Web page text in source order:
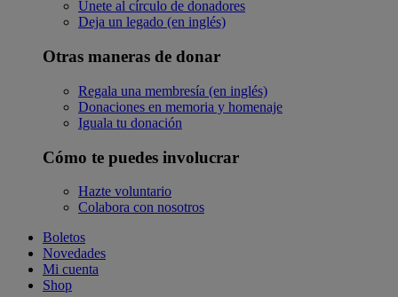
Únete al círculo de donadores
Deja un legado (en inglés)
Otras maneras de donar
Regala una membresía (en inglés)
Donaciones en memoria y homenaje
Iguala tu donación
Cómo te puedes involucrar
Hazte voluntario
Colabora con nosotros
Boletos
Novedades
Mi cuenta
Shop